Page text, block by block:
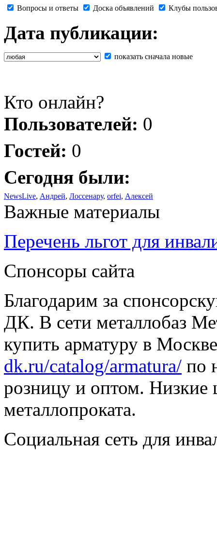
Вопросы и ответы
Доска объявлений Клубы
Дата публикации:
показать сначала новые
Кто онлайн?
Пользователей: 0
Гостей: 0
Сегодня были:
NewsLive, Андрей, Лоссенару, orfei, Алексей
Важные материалы
Перечень льгот для
Спонсоры сайта
Благодарим за
ДК. В сети металлобаз
купить арматуру в
dk.ru/catalog/armatura/ по
розницу и оптом. Низкие
металлопроката.
Социальная сеть для